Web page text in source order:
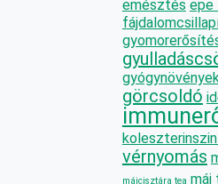
emésztés epe
görcsoldó
vérnyomás
májcisztára tea máj